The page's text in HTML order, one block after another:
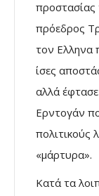
προστασίας
πρόεδρος
τον Ελληνα
ίσες
αλλά έφτασε
Ερντογάν
πολιτικούς
«μάρτυρα».
Κατά τα